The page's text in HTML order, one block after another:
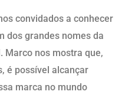
convidados a conhecer
dos grandes nomes da
Marco nos mostra que,
é possível alcançar
marca no mundo